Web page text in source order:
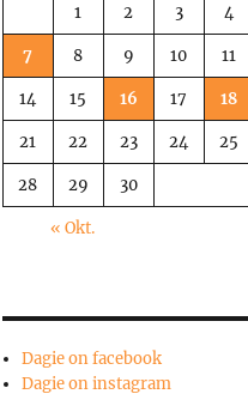
1 2 3 4
7 8 9 10 11
14 15 16 17 18
21 22 23 24 25
28 29 30
« Okt.
Dagie on facebook
Dagie on instagram